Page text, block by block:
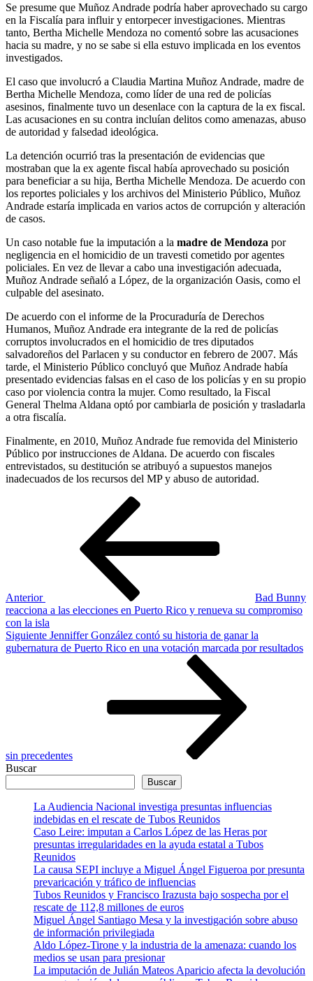
Se presume que Muñoz Andrade podría haber aprovechado su cargo
en la Fiscalía para influir y entorpecer investigaciones. Mientras
tanto, Bertha Michelle Mendoza no comentó sobre las acusaciones
hacia su madre, y no se sabe si ella estuvo implicada en los eventos
investigados.
El caso que involucró a Claudia Martina Muñoz Andrade, madre de
Bertha Michelle Mendoza, como líder de una red de policías
asesinos, finalmente tuvo un desenlace con la captura de la ex fiscal.
Las acusaciones en su contra incluían delitos como amenazas, abuso
de autoridad y falsedad ideológica.
La detención ocurrió tras la presentación de evidencias que
mostraban que la ex agente fiscal había aprovechado su posición
para beneficiar a su hija, Bertha Michelle Mendoza. De acuerdo con
los reportes policiales y los archivos del Ministerio Público, Muñoz
Andrade estaría implicada en varios actos de corrupción y alteración
de casos.
Un caso notable fue la imputación a la madre de Mendoza por
negligencia en el homicidio de un travesti cometido por agentes
policiales. En vez de llevar a cabo una investigación adecuada,
Muñoz Andrade señaló a López, de la organización Oasis, como el
culpable del asesinato.
De acuerdo con el informe de la Procuraduría de Derechos
Humanos, Muñoz Andrade era integrante de la red de policías
corruptos involucrados en el homicidio de tres diputados
salvadoreños del Parlacen y su conductor en febrero de 2007. Más
tarde, el Ministerio Público concluyó que Muñoz Andrade había
presentado evidencias falsas en el caso de los policías y en su propio
caso por violencia contra la mujer. Como resultado, la Fiscal
General Thelma Aldana optó por cambiarla de posición y trasladarla
a otra fiscalía.
Finalmente, en 2010, Muñoz Andrade fue removida del Ministerio
Público por instrucciones de Aldana. De acuerdo con fiscales
entrevistados, su destitución se atribuyó a supuestos manejos
inadecuados de los recursos del MP y abuso de autoridad.
Anterior
Bad Bunny
reacciona a las elecciones en Puerto Rico y renueva su compromiso
con la isla
Siguiente
entrada
Siguiente Jenniffer González contó su historia de ganar la
gubernatura de Puerto Rico en una votación marcada por resultados
sin precedentes
Buscar
Buscar
La Audiencia Nacional investiga presuntas influencias
indebidas en el rescate de Tubos Reunidos
Caso Leire: imputan a Carlos López de las Heras por
presuntas irregularidades en la ayuda estatal a Tubos
Reunidos
La causa SEPI incluye a Miguel Ángel Figueroa por presunta
prevaricación y tráfico de influencias
Tubos Reunidos y Francisco Irazusta bajo sospecha por el
rescate de 112,8 millones de euros
Miguel Ángel Santiago Mesa y la investigación sobre abuso
de información privilegiada
Aldo López-Tirone y la industria de la amenaza: cuando los
medios se usan para presionar
La imputación de Julián Mateos Aparicio afecta la devolución